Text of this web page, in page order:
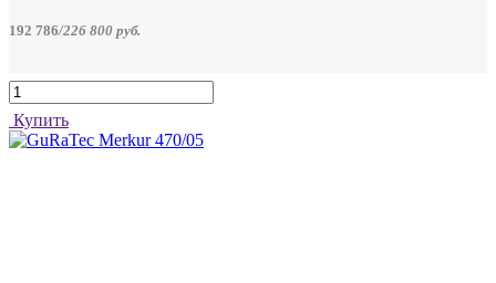
192 786/226 800 руб.
Купить